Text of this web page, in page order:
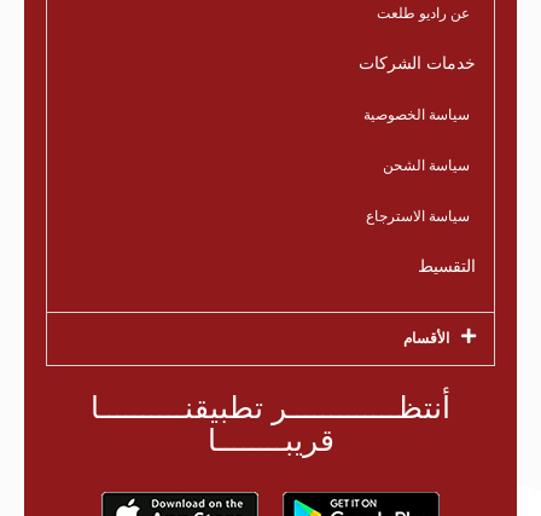
أنتظـــــــــــــر تطبيقنــــــــــا
قريبــــــــا
عن راديو طلعت
خدمات الشركات
سياسة الخصوصية
سياسة الشحن
سياسة الاسترجاع
التقسيط
الأقسام